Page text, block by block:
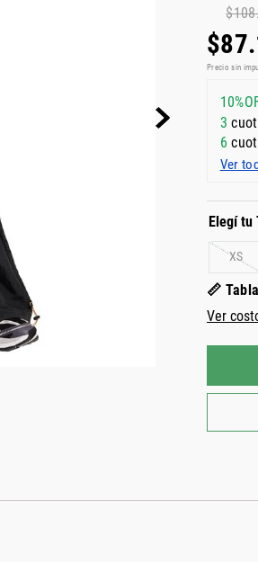
$108
$87.
Precio sin
3
6
Ver
XS
📏
Ver